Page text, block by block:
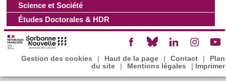
Science et Société
Études Doctorales & HDR
Gestion des cookies | Haut de la page | Contact |
Plan
du site
| Mentions légales | Imprimer